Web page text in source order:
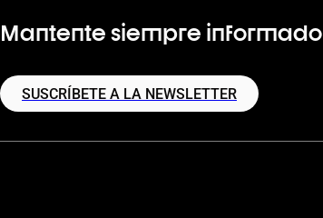
Mantente siempre informado
SUSCRÍBETE A LA NEWSLETTER